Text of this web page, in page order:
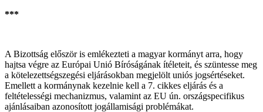
***
A Bizottság először is emlékezteti a magyar kormányt arra, hogy
hajtsa végre az Európai Unió Bíróságának ítéleteit, és szüntesse meg
a kötelezettségszegési eljárásokban megjelölt uniós jogsértéseket.
Emellett a kormánynak kezelnie kell a 7. cikkes eljárás és a
feltételességi mechanizmus, valamint az EU ún. országspecifikus
ajánlásaiban azonosított jogállamisági problémákat.